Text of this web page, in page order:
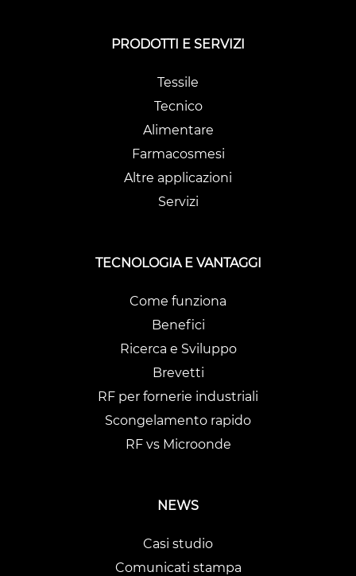
PRODOTTI E SERVIZI
Tessile
Tecnico
Alimentare
Farmacosmesi
Altre applicazioni
Servizi
TECNOLOGIA E VANTAGGI
Come funziona
Benefici
Ricerca e Sviluppo
Brevetti
RF per fornerie industriali
Scongelamento rapido
RF vs Microonde
NEWS
Casi studio
Comunicati stampa